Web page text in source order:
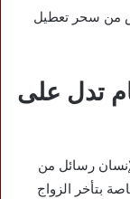
من سحر تعطيل
تدل على
رسائل من
بتأخر الزواج